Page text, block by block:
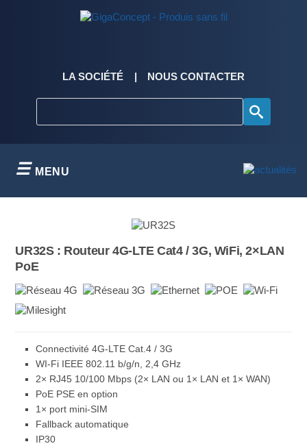
LA SOCIÉTÉ NOUS CONTACTER
MENU
UR32S : Routeur 4G-LTE Cat4 / 3G, WiFi, 2×LAN
PoE
Connectivité 4G-LTE Cat.4 / 3G
WI-Fi IEEE 802.11 b/g/n, 2,4 GHz
2× RJ45 10/100 Mbps (2× LAN ou 1× LAN et 1× WAN)
PoE PSE en option
1× port mini-SIM
Fallback automatique
IP30